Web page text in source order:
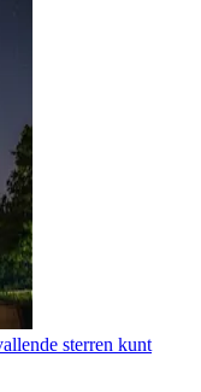
sterren kunt